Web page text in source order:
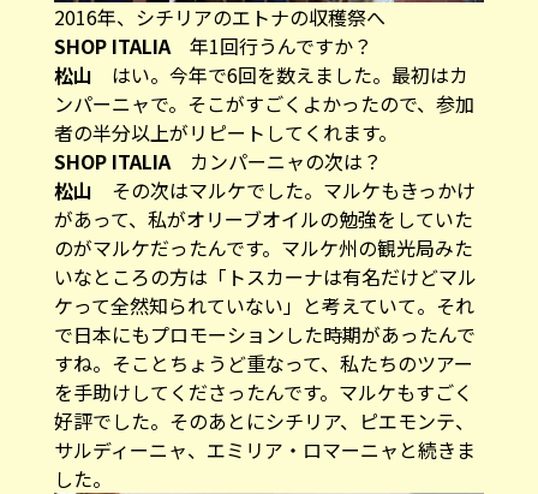
2016年、シチリアのエトナの収穫祭へ
SHOP ITALIA年1回行うんですか？
松山 はい。今年で6回を数えました。最初はカ
ンパーニャで。そこがすごくよかったので、参加
者の半分以上がリピートしてくれます。
SHOP ITALIAカンパーニャの次は？
松山 その次はマルケでした。マルケもきっかけ
があって、私がオリーブオイルの勉強をしていた
のがマルケだったんです。マルケ州の観光局みた
いなところの方は「トスカーナは有名だけどマル
ケって全然知られていない」と考えていて。それ
で日本にもプロモーションした時期があったんで
すね。そことちょうど重なって、私たちのツアー
を手助けしてくださったんです。マルケもすごく
好評でした。そのあとにシチリア、ピエモンテ、
サルディーニャ、エミリア・ロマーニャと続きま
した。